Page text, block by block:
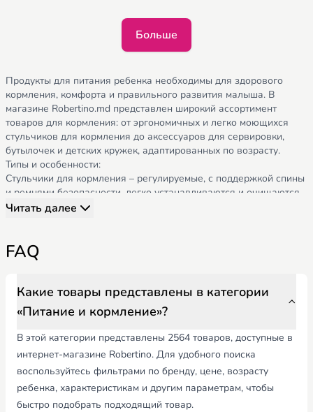
Больше
Продукты для питания ребенка необходимы для здорового
кормления, комфорта и правильного развития малыша. В
магазине Robertino.md представлен широкий ассортимент
товаров для кормления: от эргономичных и легко моющихся
стульчиков для кормления до аксессуаров для сервировки,
бутылочек и детских кружек, адаптированных по возрасту.
Типы и особенности:
Стульчики для кормления – регулируемые, с поддержкой спины
и ремнями безопасности, легко устанавливаются и очищаются.
Тарелки и столовые приборы – безопасные, нетоксичные, с
пригодные для стерилизации.
Аксессуары для кормления – ложки, кружки с крышкой,
При выборе продуктов для кормления ребенка учитывайте:
Безопасность – материалы без BPA, устойчивы к высоким
температурам, без острых краев.
Комфорт – эргономичные стульчики, поддержка спины и
головы, удобство использования.
Функциональность – легко чистятся, подходят для разных
видов пищи, долговечны.
Возраст – адаптированы к этапам развития ребенка, от 0+
месяцев до малышей.
Читать далее
FAQ
Какие товары представлены в категории
«Питание и кормление»?
В этой категории представлены 2564 товаров, доступные в
интернет-магазине Robertino. Для удобного поиска
воспользуйтесь фильтрами по бренду, цене, возрасту
ребенка, характеристикам и другим параметрам, чтобы
быстро подобрать подходящий товар.